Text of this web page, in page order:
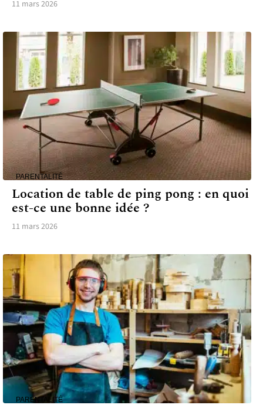
11 mars 2026
PARENTALITÉ
Location de table de ping pong : en quoi
est-ce une bonne idée ?
11 mars 2026
PARENTALITÉ